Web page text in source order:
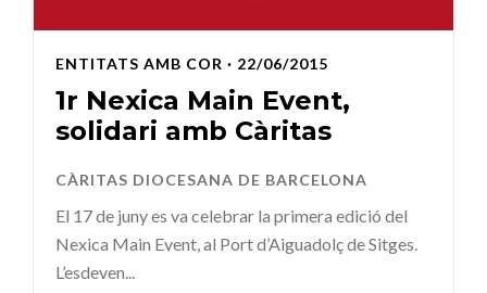
ENTITATS AMB COR · 22/06/2015
1r Nexica Main Event,
solidari amb Càritas
CÀRITAS DIOCESANA DE BARCELONA
El 17 de juny es va celebrar la primera edició del
Nexica Main Event, al Port d’Aiguadolç de Sitges.
L’esdeven...